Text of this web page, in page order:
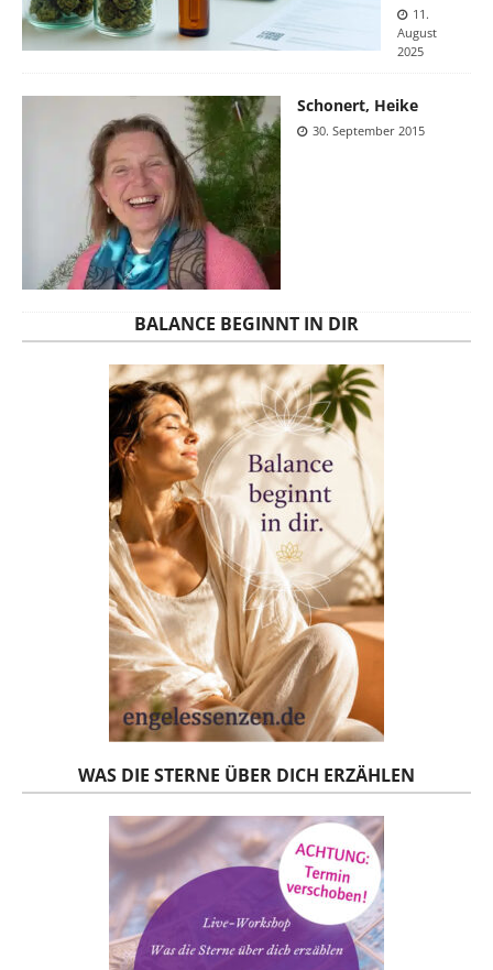
11.
August
2025
Schonert, Heike
30. September 2015
BALANCE BEGINNT IN DIR
WAS DIE STERNE ÜBER DICH ERZÄHLEN